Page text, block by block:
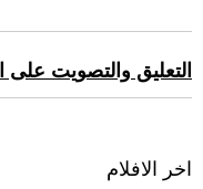
التعليق والتصويت
اخر الافلام